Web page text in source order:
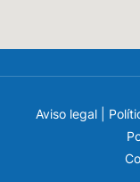
Aviso legal